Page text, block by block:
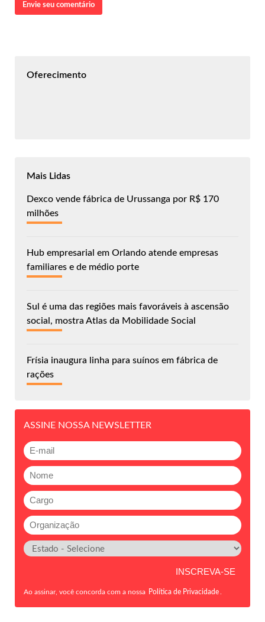
Envie seu comentário
Oferecimento
Mais Lidas
Dexco vende fábrica de Urussanga por R$ 170
milhões
Hub empresarial em Orlando atende empresas
familiares e de médio porte
Sul é uma das regiões mais favoráveis à ascensão
social, mostra Atlas da Mobilidade Social
Frísia inaugura linha para suínos em fábrica de
rações
ASSINE NOSSA NEWSLETTER
Ao assinar, você concorda com a nossa Política de Privacidade